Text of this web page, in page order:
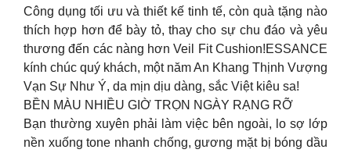
Công dụng tối ưu và thiết kế tinh tế, còn quà tặng nào
thích hợp hơn để bày tỏ, thay cho sự chu đáo và yêu
thương đến các nàng hơn Veil Fit Cushion!ESSANCE
kính chúc quý khách, một năm An Khang Thịnh Vượng
Vạn Sự Như Ý, da mịn dịu dàng, sắc Việt kiêu sa!
BỀN MÀU NHIỀU GIỜ TRỌN NGÀY RẠNG RỠ
Bạn thường xuyên phải làm việc bên ngoài, lo sợ lớp
nền xuống tone nhanh chống, gương mặt bị bóng dầu